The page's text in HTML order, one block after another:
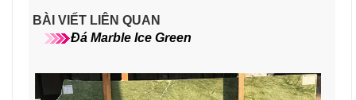
BÀI VIẾT LIÊN QUAN
Đá Marble Ice Green